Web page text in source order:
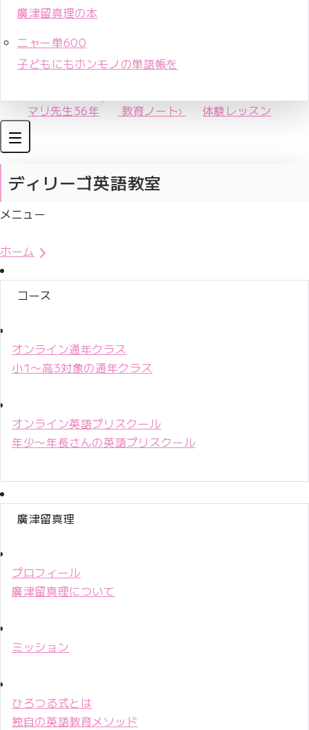
廣津留真理の本
ニャー単600
子どもにもホンモノの単語帳を
マリ先生36年 教育ノート› 体験レッスン
ディリーゴ英語教室
メニュー
ホーム
コース
オンライン通年クラス
小1〜高3対象の通年クラス
オンライン英語プリスクール
年少〜年長さんの英語プリスクール
廣津留真理
プロフィール
廣津留真理について
ミッション
ひろつる式とは
独自の英語教育メソッド